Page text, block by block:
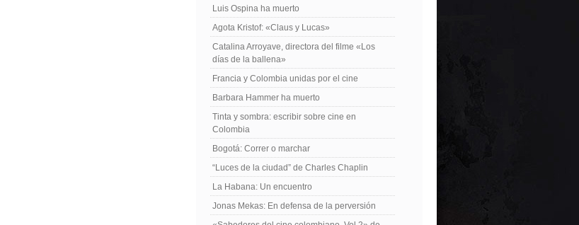
Luis Ospina ha muerto
Agota Kristof: «Claus y Lucas»
Catalina Arroyave, directora del filme «Los
días de la ballena»
Francia y Colombia unidas por el cine
Barbara Hammer ha muerto
Tinta y sombra: escribir sobre cine en
Colombia
Bogotá: Correr o marchar
“Luces de la ciudad” de Charles Chaplin
La Habana: Un encuentro
Jonas Mekas: En defensa de la perversión